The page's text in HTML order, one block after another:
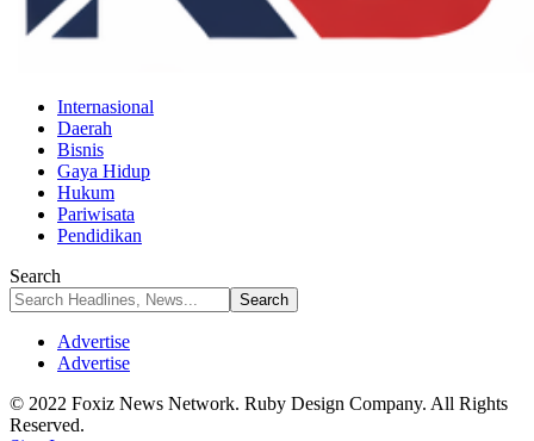
Internasional
Daerah
Bisnis
Gaya Hidup
Hukum
Pariwisata
Pendidikan
Search
Advertise
Advertise
© 2022 Foxiz News Network. Ruby Design Company. All Rights
Reserved.